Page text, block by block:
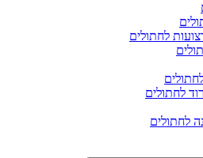
לחתולים
לחתולים
לחתולים